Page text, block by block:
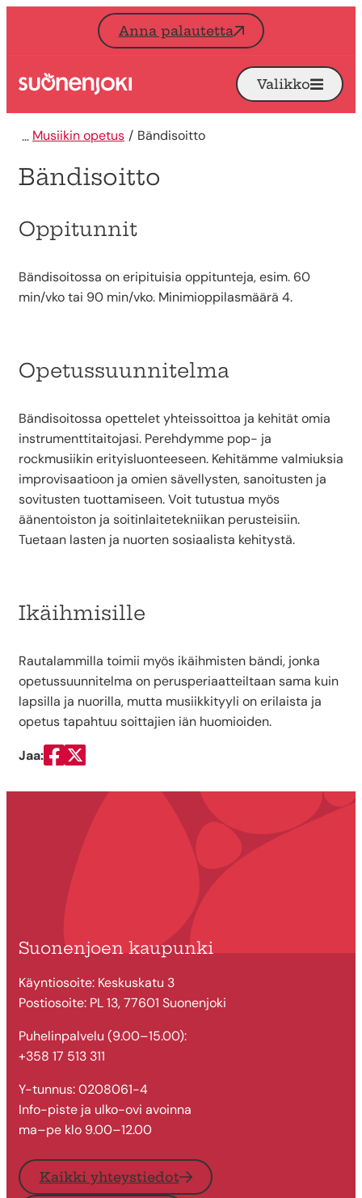
Siirry sisältöön
Anna palautetta
Etusivu Avaa
Valikko
Musiikin opetus Bändisoitto
Bändisoitto
Oppitunnit
Bändisoitossa on eripituisia oppitunteja, esim. 60
min/vko tai 90 min/vko. Minimioppilasmäärä 4.
Opetussuunnitelma
Bändisoitossa opettelet yhteissoittoa ja kehität omia
instrumenttitaitojasi. Perehdymme pop- ja
rockmusiikin erityisluonteeseen. Kehitämme valmiuksia
improvisaatioon ja omien sävellysten, sanoitusten ja
sovitusten tuottamiseen. Voit tutustua myös
äänentoiston ja soitinlaitetekniikan perusteisiin.
Tuetaan lasten ja nuorten sosiaalista kehitystä.
Ikäihmisille
Rautalammilla toimii myös ikäihmisten bändi, jonka
opetussuunnitelma on perusperiaatteiltaan sama kuin
lapsilla ja nuorilla, mutta musiikkityyli on erilaista ja
opetus tapahtuu soittajien iän huomioiden.
Jaa:
Jaa Facebookissa
Jaa Twitterissä
Suonenjoen kaupunki
Käyntiosoite: Keskuskatu 3
Postiosoite: PL 13, 77601 Suonenjoki
Puhelinpalvelu (9.00–15.00):
+358 17 513 311
Y-tunnus: 0208061-4
Info-piste ja ulko-ovi avoinna
ma–pe klo 9.00–12.00
Kaikki yhteystiedot